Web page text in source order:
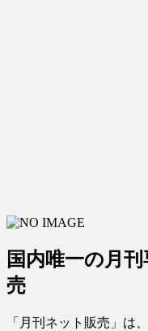
国内唯一の月
売
「月刊ネット販売」は